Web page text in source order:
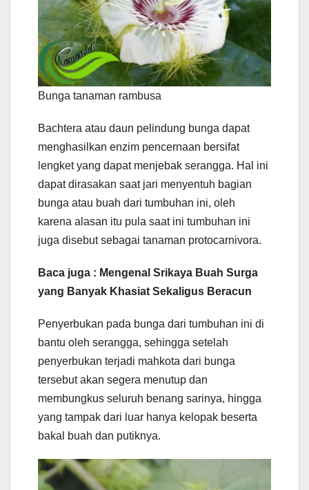
Bunga tanaman rambusa
Bachtera atau daun pelindung bunga dapat
menghasilkan enzim pencernaan bersifat
lengket yang dapat menjebak serangga. Hal ini
dapat dirasakan saat jari menyentuh bagian
bunga atau buah dari tumbuhan ini, oleh
karena alasan itu pula saat ini tumbuhan ini
juga disebut sebagai tanaman protocarnivora.
Baca juga : Mengenal Srikaya Buah Surga
yang Banyak Khasiat Sekaligus Beracun
Penyerbukan pada bunga dari tumbuhan ini di
bantu oleh serangga, sehingga setelah
penyerbukan terjadi mahkota dari bunga
tersebut akan segera menutup dan
membungkus seluruh benang sarinya, hingga
yang tampak dari luar hanya kelopak beserta
bakal buah dan putiknya.